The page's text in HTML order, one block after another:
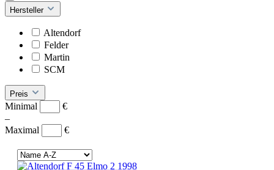
Hersteller
Altendorf
Felder
Martin
SCM
Preis
Minimal
€
–
Maximal
€